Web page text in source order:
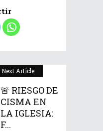
Next Article
🚨 RIESGO DE
CISMA EN
LA IGLESIA:
F...